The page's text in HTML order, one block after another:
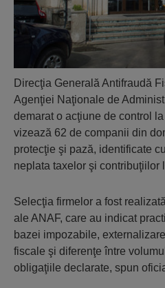
Direcţia Generală Antifraudă
Agenţiei Naţionale de
demarat o acţiune de control
vizează 62 de companii din
protecţie şi pază, identificate
neplata taxelor şi contribuţiilor
Selecţia firmelor a fost
ale ANAF, care au indicat
bazei impozabile,
fiscale şi diferenţe între
obligaţiile declarate, spun